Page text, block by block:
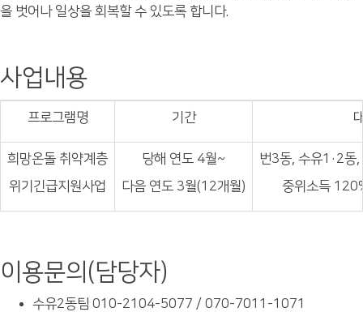
을 벗어나 일상을 회복할 수 있도록 합니다.
사업내용
프로그램명 기간
희망온돌 취약계층
위기긴급지원사업
당해 연도 4월~
다음 연도 3월(12개월)
번3동, 수유1·2동
중위소득
이용문의(담당자)
수유2동팀 010-2104-5077 / 070-7011-1071